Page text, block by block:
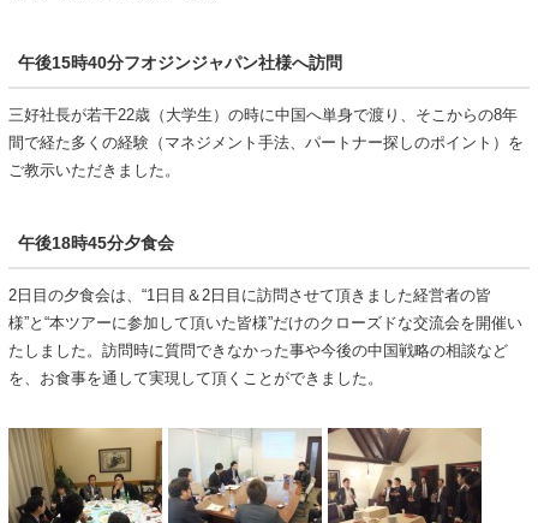
午後15時40分フオジンジャパン社様へ訪問
三好社長が若干22歳（大学生）の時に中国へ単身で渡り、そこからの8年
間で経た多くの経験（マネジメント手法、パートナー探しのポイント）を
ご教示いただきました。
午後18時45分夕食会
2日目の夕食会は、“1日目＆2日目に訪問させて頂きました経営者の皆
様”と“本ツアーに参加して頂いた皆様”だけのクローズドな交流会を開催い
たしました。訪問時に質問できなかった事や今後の中国戦略の相談など
を、お食事を通して実現して頂くことができました。